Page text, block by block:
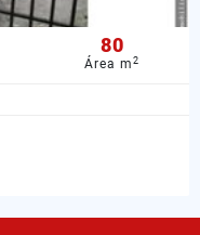
80
Área m2